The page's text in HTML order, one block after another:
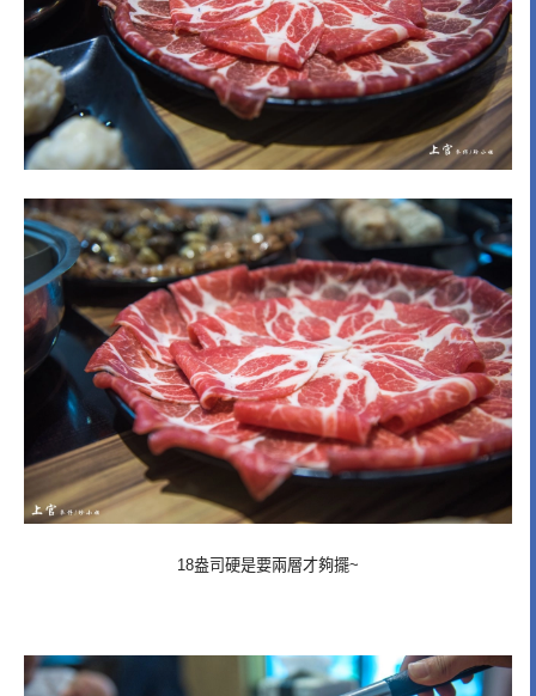
18盎司硬是要兩層才夠擺~